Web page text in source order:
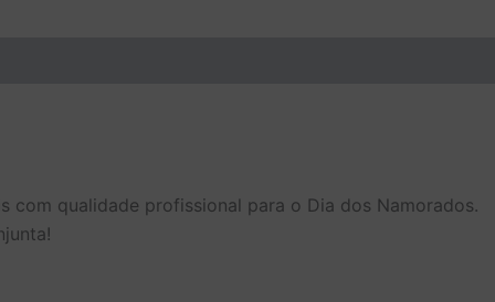
qualidade profissional para o Dia dos Namorados.